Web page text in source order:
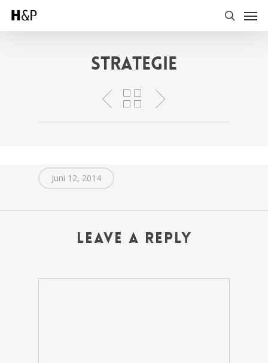
Skip
STRATEGIE
Juni 12, 2014
Leave a Reply